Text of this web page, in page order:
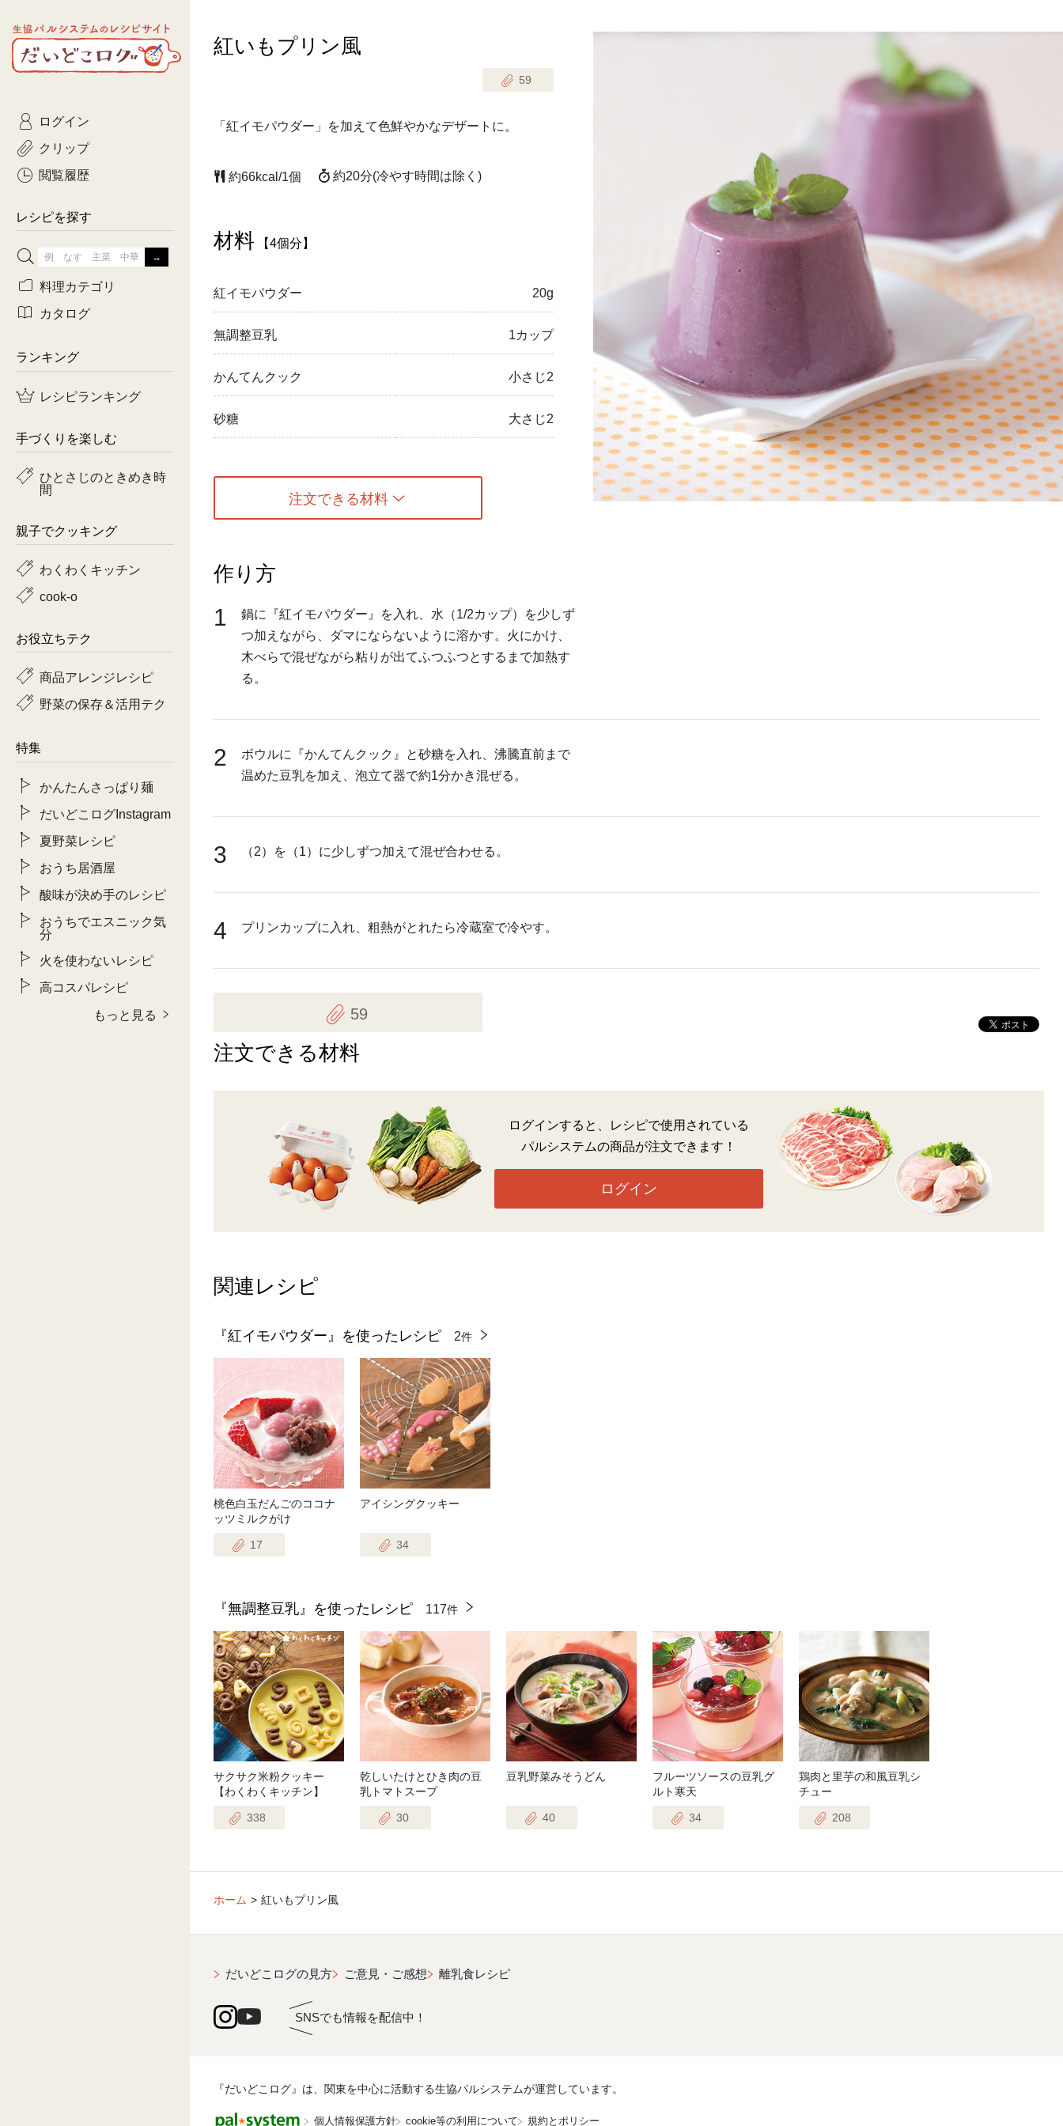
生協パルシステムのレシピ
サイト
だいどこログ
紅いもプリン風
59
「紅イモパウダー」を加えて色鮮やかなデザートに。
約66kcal/1個 約20分(冷やす時間は除く)
材料 【4個分】
紅イモパウダー 20g
無調整豆乳 1カップ
かんてんクック 小さじ2
砂糖 大さじ2
注文できる材料
作り方
1
鍋に『紅イモパウダー』を入れ、水（1/2カップ）を少しず
つ加えながら、ダマにならないように溶かす。火にかけ、
木べらで混ぜながら粘りが出てふつふつとするまで加熱す
る。
2
ボウルに『かんてんクック』と砂糖を入れ、沸騰直前まで
温めた豆乳を加え、泡立て器で約1分かき混ぜる。
3 （2）を（1）に少しずつ加えて混ぜ合わせる。
4 プリンカップに入れ、粗熱がとれたら冷蔵室で冷やす。
59
注文できる材料
ログインすると、レシピで使用されている
パルシステムの商品が注文できます！
ログイン
関連レシピ
『紅イモパウダー』を使ったレシピ 2件
桃色白玉だんごのココナ
ッツミルクがけ
17
アイシングクッキー
34
『無調整豆乳』を使ったレシピ 117件
サクサク米粉クッキー
【わくわくキッチン】
338
乾しいたけとひき肉の豆
乳トマトスープ
30
豆乳野菜みそうどん
40
フルーツソースの豆乳グ
ルト寒天
34
鶏肉と里芋の和風豆乳シ
チュー
208
ホーム 紅いもプリン風
だいどこログの見方 ご意見・ご感想 離乳食レシピ
SNSでも情報を配信中！
『だいどこログ』は、関東を中心に活動する生協パルシステムが運営しています。
個人情報保護方針 cookie等の利用について 規約とポリシー
ログイン
クリップ
閲覧履歴
レシピを探す
ひとさじのときめき時間
おきらくだ 1歳半からの幼児食
つくりおき肉魚菜菜セット
鶏肉
トマト
料理カテゴリ
主菜
常備菜・作りおき お弁当
カタログ
コトコト
yumyumいっしょごはん
ぷれーんぺいじ
ランキング
レシピランキング
手づくりを楽しむ
ひとさじのときめき時
間
親子でクッキング
わくわくキッチン
cook-o
お役立ちテク
商品アレンジレシピ
野菜の保存＆活用テク
特集
かんたんさっぱり麺
だいどこログInstagram
夏野菜レシピ
おうち居酒屋
酸味が決め手のレシピ
おうちでエスニック気
分
火を使わないレシピ
高コスパレシピ
もっと見る